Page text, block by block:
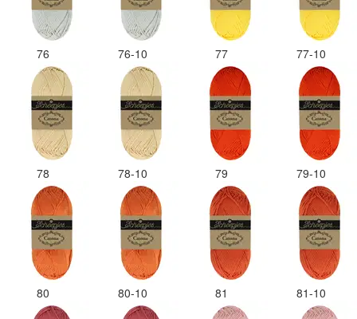
76 76-10 77 77-10
78 78-10 79 79-10
80 80-10 81 81-10